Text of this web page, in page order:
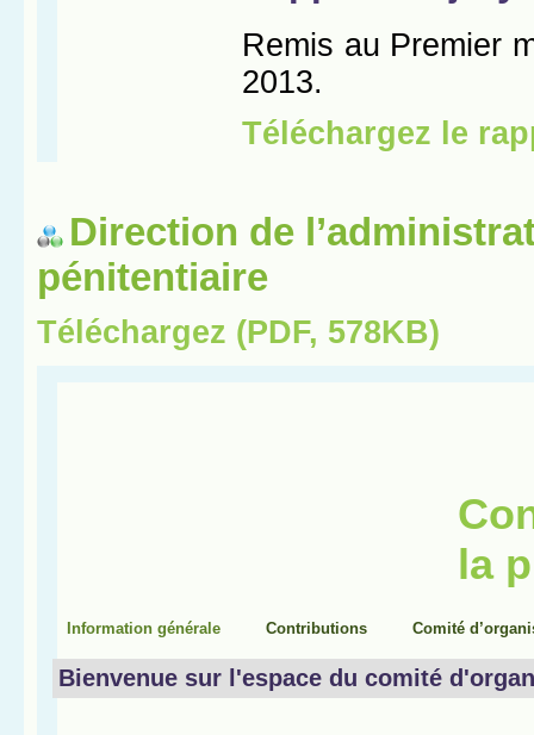
Direction de
pénitentiaire
Téléchargez (PDF, 578KB)